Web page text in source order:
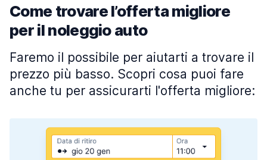
Come trovare l’offerta migliore
per il noleggio auto
Faremo il possibile per aiutarti a trovare il
prezzo più basso. Scopri cosa puoi fare
anche tu per assicurarti l'offerta migliore: